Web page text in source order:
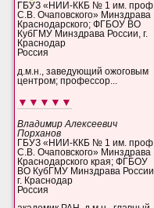
ГБУЗ «НИИ-ККБ № 1 им. проф.
С.В. Очаповского» Минздрава
Краснодарского; ФГБОУ ВО
КубГМУ Минздрава России, г.
Краснодар
Россия
д.м.н., заведующий ожоговым
центром; профессор...
▼▼▼▼▼
Владимир Алексеевич
Порханов
ГБУЗ «НИИ-ККБ № 1 им. проф.
С.В. Очаповского» Минздрава
Краснодарского края; ФГБОУ
ВО КубГМУ Минздрава России,
г. Краснодар
Россия